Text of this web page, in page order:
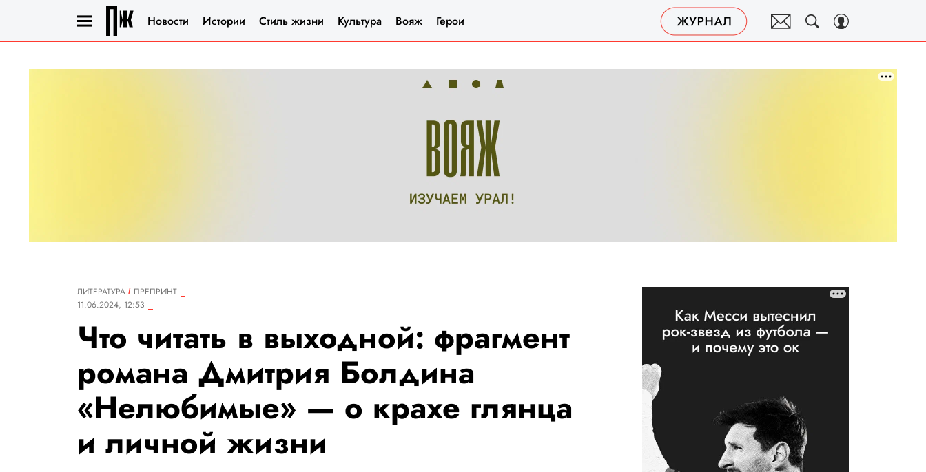
Новости Истории Стиль жизни Культура Вояж Герои
ЛИТЕРАТУРА
ПРЕПРИНТ
11.06.2024, 12:53
Что читать в выходной: фрагмент
романа Дмитрия Болдина
«Нелюбимые» — о крахе глянца
и личной жизни